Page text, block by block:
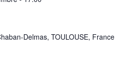
Delmas, TOULOUSE, France